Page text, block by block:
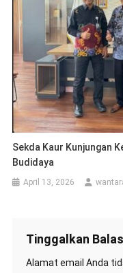
Sekda Kaur Kunjungan
Budidaya
April 13, 2026
Tinggalkan
Alamat email Anda